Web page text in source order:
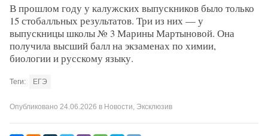
В прошлом году у калужских выпускников было только
15 стобалльных результатов. Три из них — у
выпускницы школы № 3 Марины Мартыновой. Она
получила высший балл на экзаменах по химии,
биологии и русскому языку.
Теги: ЕГЭ
Опубликовано 24.06.2026 в Новости Эксклюзив